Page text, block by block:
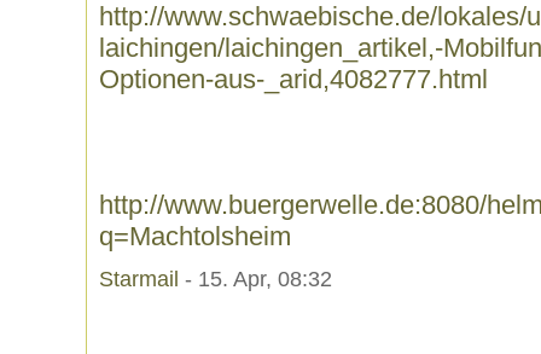
http://www.schwaebische.de/lokales/
laichingen/laichingen_artikel,-
Optionen-aus-_arid,4082777.html
http://www.buergerwelle.de:8080/
q=Machtolsheim
Starmail - 15. Apr, 08:32